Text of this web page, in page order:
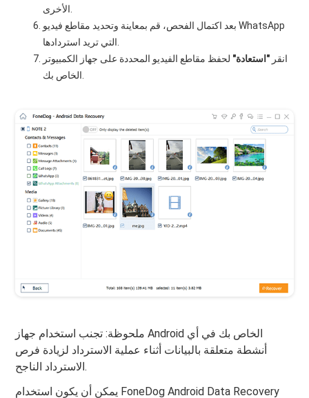
الأخرى.
بعد اكتمال الفحص، قم بمعاينة وتحديد مقاطع فيديو WhatsApp
التي تريد استردادها.
انقر "استعادة" لحفظ مقاطع الفيديو المحددة على جهاز الكمبيوتر
الخاص بك.
ملحوظة: تجنب استخدام جهاز Android الخاص بك في أي
أنشطة متعلقة بالبيانات أثناء عملية الاسترداد لزيادة فرص
الاسترداد الناجح.
يمكن أن يكون استخدام FoneDog Android Data Recovery